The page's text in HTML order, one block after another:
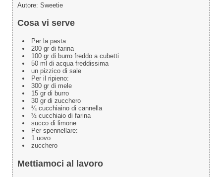
Autore: Sweetie
Cosa vi serve
Per la pasta:
200 gr di farina
100 gr di burro freddo a cubetti
50 ml di acqua freddissima
un pizzico di sale
Per il ripieno:
300 gr di mele
15 gr di burro
30 gr di zucchero
¼ cucchiaino di cannella
½ cucchiaio di farina
succo di limone
Per spennellare:
1 uovo
zucchero
Mettiamoci al lavoro